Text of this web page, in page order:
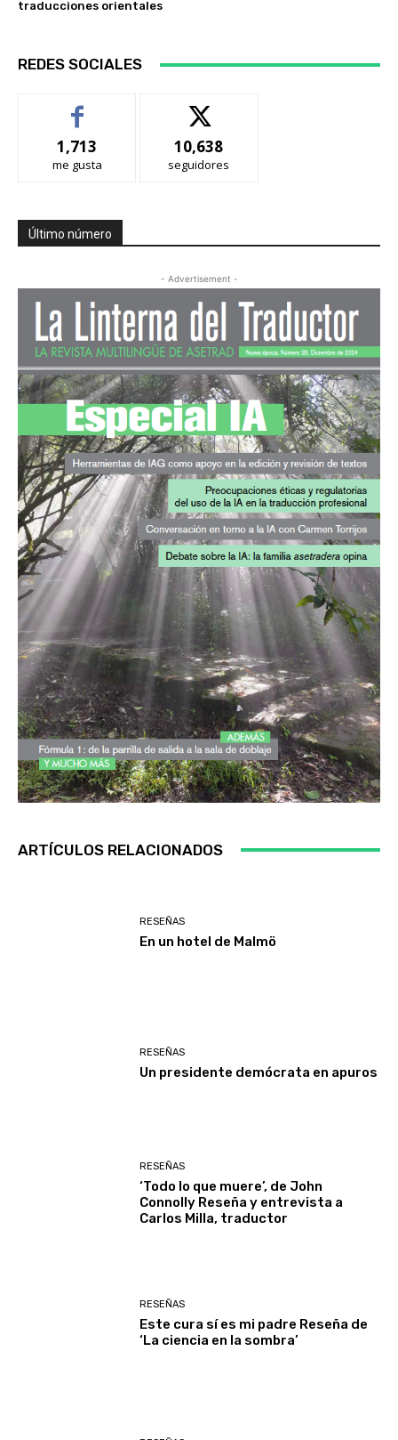
traducciones orientales
REDES SOCIALES
1,713
me gusta
10,638
seguidores
Último número
- Advertisement -
ARTÍCULOS RELACIONADOS
RESEÑAS
En un hotel de Malmö
RESEÑAS
Un presidente demócrata en apuros
RESEÑAS
‘Todo lo que muere’, de John
Connolly Reseña y entrevista a
Carlos Milla, traductor
RESEÑAS
Este cura sí es mi padre Reseña de
‘La ciencia en la sombra’